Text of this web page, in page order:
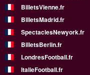
BilletsVienne.fr
BilletsMadrid.fr
SpectaclesNewyork.fr
BilletsBerlin.fr
LondresFootball.fr
ItalieFootball.fr